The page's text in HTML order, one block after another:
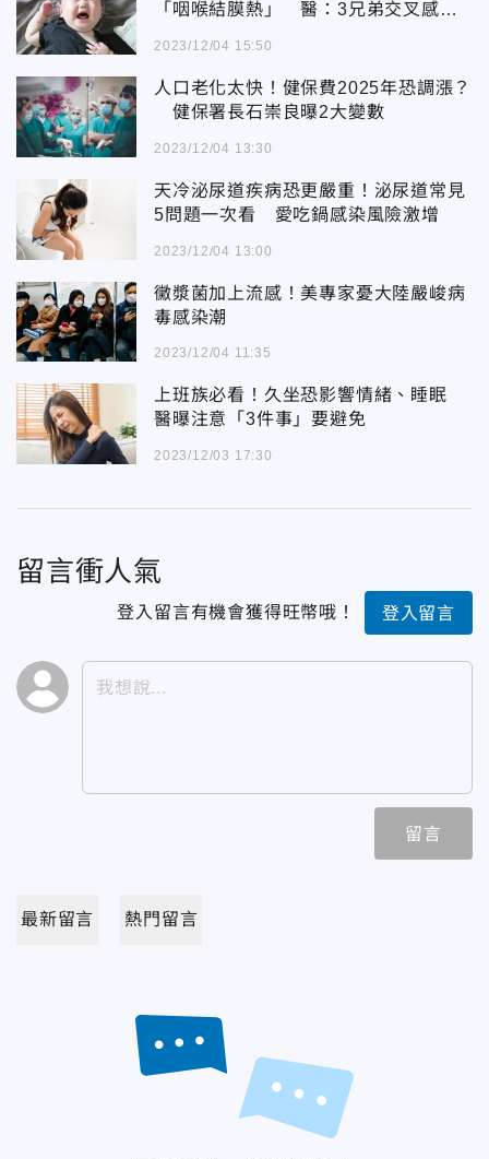
「咽喉結膜熱」 醫：3兄弟交叉感染
2023/12/04 15:50
人口老化太快！健保費2025年恐調漲？
健保署長石崇良曝2大變數
2023/12/04 13:30
天冷泌尿道疾病恐更嚴重！泌尿道常見
5問題一次看 愛吃鍋感染風險激增
2023/12/04 13:00
黴漿菌加上流感！美專家憂大陸嚴峻病
毒感染潮
2023/12/04 11:35
上班族必看！久坐恐影響情緒、睡眠
醫曝注意「3件事」要避免
2023/12/03 17:30
留言衝人氣
登入留言有機會獲得旺幣哦！ 登入留言
留言
最新留言 熱門留言